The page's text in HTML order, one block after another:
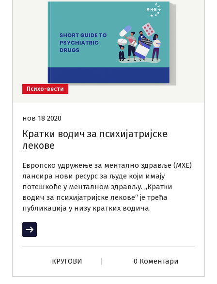
Психо-вести
нов 18 2020
Кратки водич за психијатријске
лекове
Европско удружење за ментално здравље (МХЕ)
лансира нови ресурс за људе који имају
потешкоће у менталном здрављу. „Кратки
водич за психијатријске лекове“ је трећа
публикација у низу кратких водича.
Прочитај више
KРУГОВИ 0 Коментари